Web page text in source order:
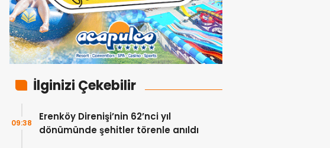
İlginizi Çekebilir
Erenköy Direnişi’nin 62’nci yıl
dönümünde şehitler törenle anıldı
09:38